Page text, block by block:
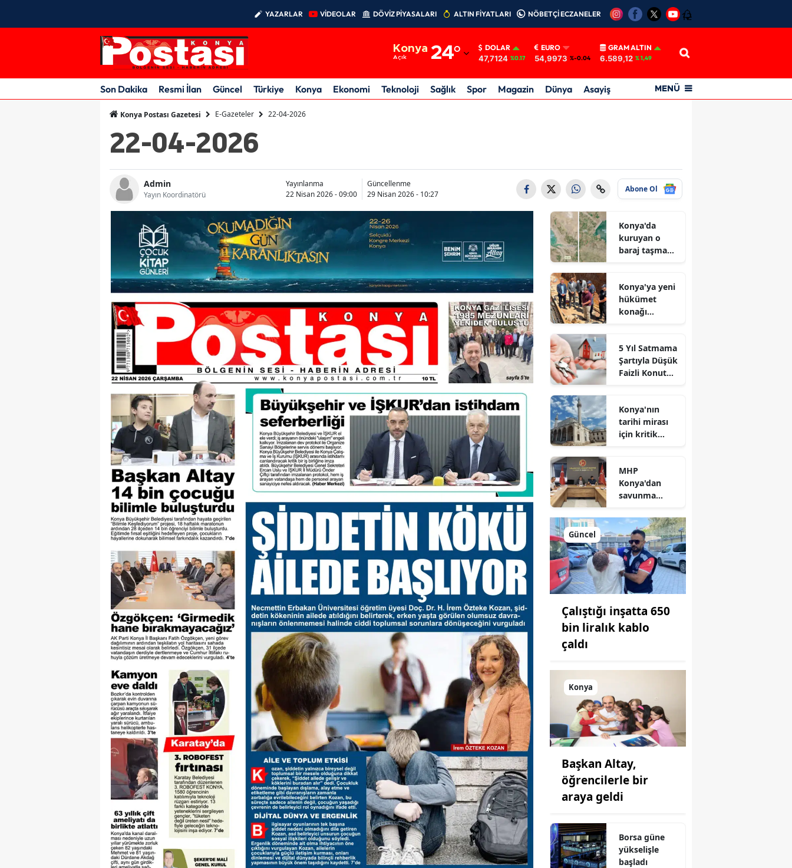
YAZARLAR VİDEOLAR DÖVİZ PİYASALARI ALTIN FİYATLARI NÖBETÇİ ECZANELER 12
Konya
Açık 24°
Adıyaman
Afyonkarahisar
Antalya
Bilecik
Bingöl
Bitlis
Bolu
Burdur
Bursa
Çanakkale
Çankırı
Çorum
Denizli
Diyarbakır
Edirne
Elazığ
Erzincan
Erzurum
Eskişehir
Gaziantep
Giresun
Gümüşhane
Hakkari
Hatay
Isparta
Mersin
İstanbul
İzmir
DOLAR
47,7124 %0.17
EURO
54,9973 %-0.04
GRAM ALTIN
6.589,12 % 1,49
Son Dakika Resmi İlan Güncel Türkiye Konya Ekonomi Teknoloji Sağlık Spor Magazin Dünya Asayiş MENÜ
Konya Postası Gazetesi E-Gazeteler 22-04-2026
22-04-2026
Admin
Yayın Koordinatörü
Yayınlanma
22 Nisan 2026 - 09:00
Güncellenme
29 Nisan 2026 - 10:27
Abone Ol
Konya'da
kuruyan o
baraj taşma
Konya'ya yeni
hükümet
konağı
5 Yıl Satmama
Şartıyla Düşük
Faizli Konut
Konya'nın
tarihi mirası
için kritik
açıklandı
MHP
Konya'dan
savunma
yeni hamle: İlk
toplantı
yapıldı!
Güncel
Çalıştığı inşatta 650
bin liralık kablo
çaldı
Konya
Başkan Altay,
öğrencilerle bir
araya geldi
Borsa güne
yükselişle
başladı